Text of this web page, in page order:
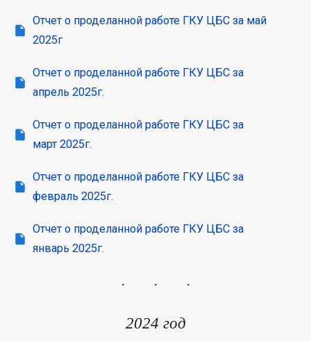
Отчет о проделанной работе ГКУ ЦБС за май
2025г
Отчет о проделанной работе ГКУ ЦБС за
апрель 2025г.
Отчет о проделанной работе ГКУ ЦБС за
март 2025г.
Отчет о проделанной работе ГКУ ЦБС за
февраль 2025г.
Отчет о проделанной работе ГКУ ЦБС за
январь 2025г.
2024 год